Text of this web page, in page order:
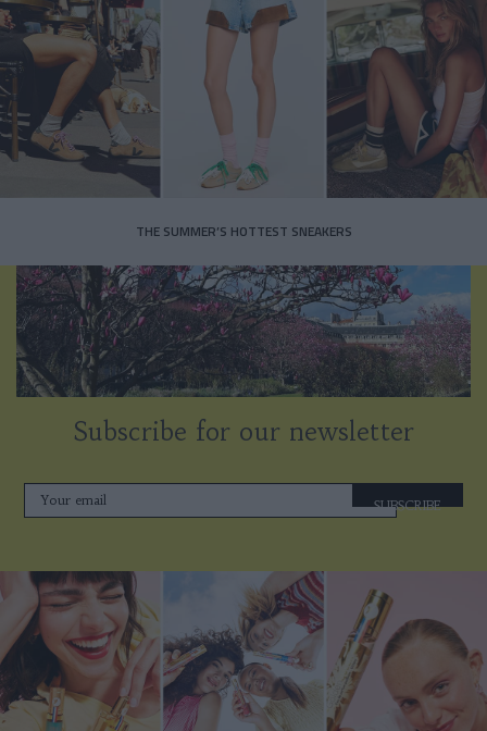
THE SUMMER’S HOTTEST SNEAKERS
Subscribe for our newsletter
SUBSCRIBE